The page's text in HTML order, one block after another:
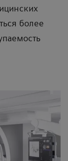
более